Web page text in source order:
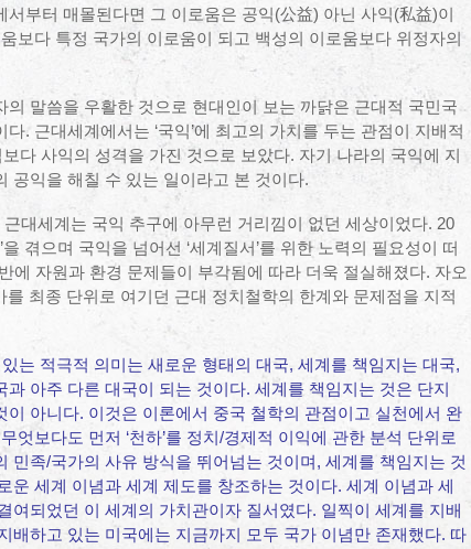
부터 매몰된다면 그 이로움은 공익(公益) 아닌 사익(私益)이
보다 특정 국가의 이로움이 되고 백성의 이로움보다 위정자의
의 말씀을 우활한 것으로 현대인이 보는 까닭은 근대적 국민국
. 근대세계에서는 ‘국익’에 최고의 가치를 두는 관점이 지배적
보다 사익의 성격을 가진 것으로 보았다. 자기 나라의 국익에 지
공익을 해칠 수 있는 일이라고 본 것이다.
대세계는 국익 추구에 아무런 거리낌이 없던 세상이었다. 20
겪으며 국익을 넘어선 ‘세계질서’를 위한 노력의 필요성이 떠
에 자원과 환경 문제들이 부각됨에 따라 더욱 절실해졌다. 자오
최종 단위로 여기던 근대 정치철학의 한계와 문제점을 지적
는 적극적 의미는 새로운 형태의 대국, 세계를 책임지는 대국,
아주 다른 대국이 되는 것이다. 세계를 책임지는 것은 단지
이 아니다. 이것은 이론에서 중국 철학의 관점이고 실천에서 완
엇보다도 먼저 ‘천하’를 정치/경제적 이익에 관한 분석 단위로
민족/국가의 사유 방식을 뛰어넘는 것이며, 세계를 책임지는 것
운 세계 이념과 세계 제도를 창조하는 것이다. 세계 이념과 세
여되었던 이 세계의 가치관이자 질서였다. 일찍이 세계를 지배
배하고 있는 미국에는 지금까지 모두 국가 이념만 존재했다. 따